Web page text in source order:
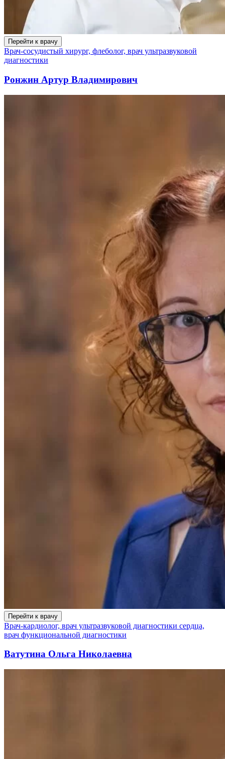
Перейти к врачу
Врач-сосудистый хирург, флеболог, врач ультразвуковой
диагностики
Ронжин Артур Владимирович
Перейти к врачу
Врач-кардиолог, врач ультразвуковой диагностики сердца,
врач функциональной диагностики
Ватутина Ольга Николаевна